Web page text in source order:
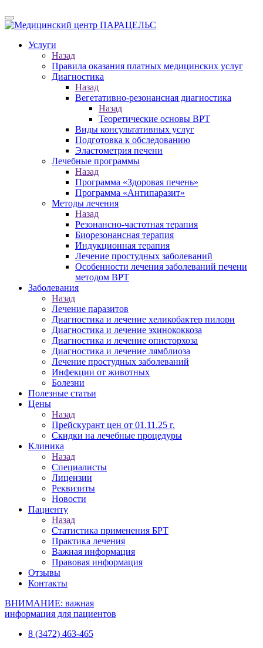
Услуги
Назад
Правила оказания платных медицинских услуг
Диагностика
Назад
Вегетативно-резонансная диагностика
Назад
Теоретические основы ВРТ
Виды консультативных услуг
Подготовка к обследованию
Эластометрия печени
Лечебные программы
Назад
Программа «Здоровая печень»
Программа «Антипаразит»
Методы лечения
Назад
Резонансно-частотная терапия
Биорезонансная терапия
Индукционная терапия
Лечение простудных заболеваний
Особенности лечения заболеваний печени
методом ВРТ
Заболевания
Назад
Лечение паразитов
Диагностика и лечение хеликобактер пилори
Диагностика и лечение эхинококкоза
Диагностика и лечение описторхоза
Диагностика и лечение лямблиоза
Лечение простудных заболеваний
Инфекции от животных
Болезни
Полезные статьи
Цены
Назад
Прейскурант цен от 01.11.25 г.
Скидки на лечебные процедуры
Клиника
Назад
Специалисты
Лицензии
Реквизиты
Новости
Пациенту
Назад
Статистика применения БРТ
Практика лечения
Важная информация
Правовая информация
Отзывы
Контакты
ВНИМАНИЕ: важная
информация для пациентов
8 (3472) 463-465